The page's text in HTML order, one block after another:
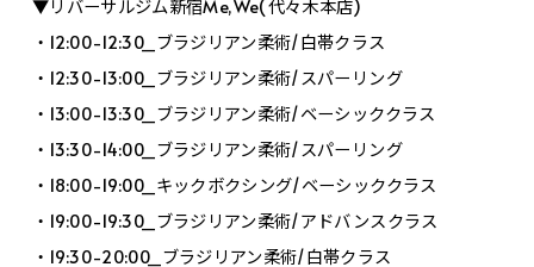
▼リバーサルジム新宿Me,We(代々木本店)
・12:00-12:30_ブラジリアン柔術/白帯クラス
・12:30-13:00_ブラジリアン柔術/スパーリング
・13:00-13:30_ブラジリアン柔術/ベーシッククラス
・13:30-14:00_ブラジリアン柔術/スパーリング
・18:00-19:00_キックボクシング/ベーシッククラス
・19:00-19:30_ブラジリアン柔術/アドバンスクラス
・19:30-20:00_ブラジリアン柔術/白帯クラス